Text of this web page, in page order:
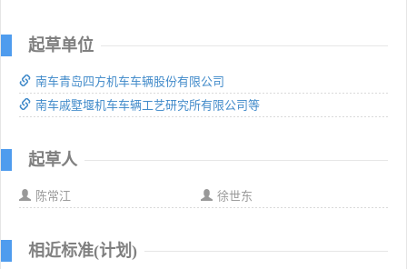
起草单位
南车青岛四方机车车辆股份有限公司
南车戚墅堰机车车辆工艺研究所有限公司等
起草人
陈常江 徐世东
相近标准(计划)